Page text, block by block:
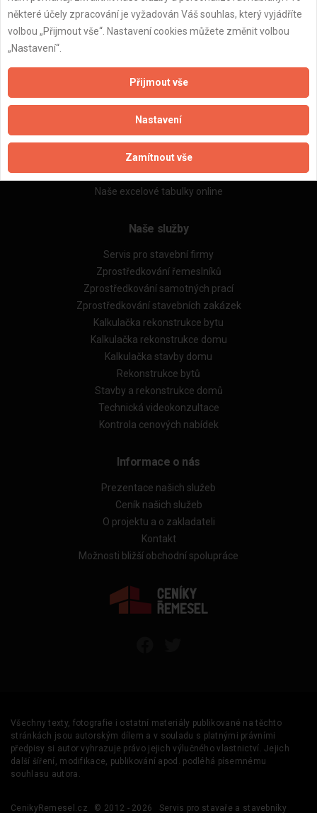
Naše firmy a řemeslníci
Zpracování a ochrana osobních údajů
Zásady pro používání souborů cookie
Obchodní podmínky (zprostředkování)
Obchodní podmínky (rozpočtování)
Reference
Naše excelové tabulky online
Naše služby
Servis pro stavební firmy
Zprostředkování řemeslníků
Zprostředkování samotných prací
Zprostředkování stavebních zakázek
Kalkulačka rekonstrukce bytu
Kalkulačka rekonstrukce domu
Kalkulačka stavby domu
Rekonstrukce bytů
Stavby a rekonstrukce domů
Technická videokonzultace
Kontrola cenových nabídek
Informace o nás
Prezentace našich služeb
Ceník našich služeb
O projektu a o zakladateli
Kontakt
Možnosti bližší obchodní spolupráce
Všechny texty, fotografie i ostatní materiály publikované na těchto
stránkách jsou autorským dílem a v souladu s platnými právními
předpisy si autor vyhrazuje právo jejich výlučného vlastnictví. Jejich
další šíření, modifikace, publikování apod. podléhá písemnému
souhlasu autora.
CenikyRemesel.cz © 2012 - 2026 Servis pro stavaře a stavebníky
některé účely zpracování je vyžadován Váš souhlas, který vyjádříte
volbou „Přijmout vše“. Nastavení cookies můžete změnit volbou
„Nastavení“.
Přijmout vše
Nastavení
Zamítnout vše